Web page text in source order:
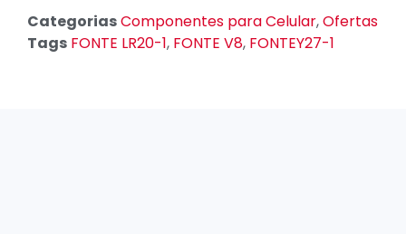
CategoriasComponentes para Celular,Ofertas
Tags FONTE LR20-1, FONTE V8, FONTEY27-1